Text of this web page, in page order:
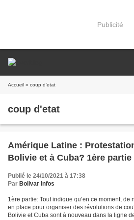
Publicité
Accueil » coup d'etat
coup d'etat
Amérique Latine :
Bolivie et à Cuba? 1ère partie
Publié le 24/10/2021 à 17:38
Par Bolivar Infos
1ère partie: Tout indique qu’en ce moment,
en place pour organiser des révolutions de
Bolivie et Cuba sont à nouveau dans la ligne